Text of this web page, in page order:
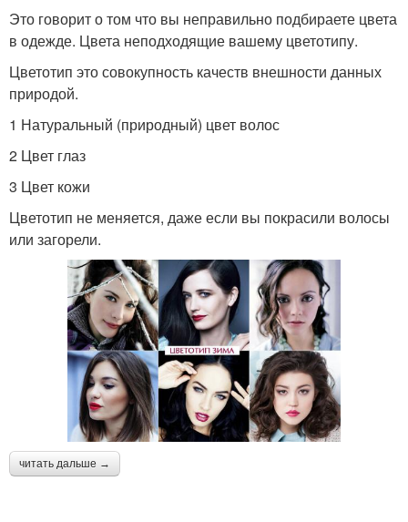
Это говорит о том что вы неправильно подбираете цвета
в одежде. Цвета неподходящие вашему цветотипу.
Цветотип это совокупность качеств внешности данных
природой.
1 Натуральный (природный) цвет волос
2 Цвет глаз
3 Цвет кожи
Цветотип не меняется, даже если вы покрасили волосы
или загорели.
читать дальше →